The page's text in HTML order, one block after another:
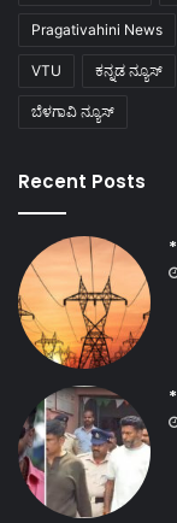
Pragativahini News
VTU ಕನ್ನಡ ನ್ಯೂಸ್
ಬೆಳಗಾವಿ ನ್ಯೂಸ್
Recent Posts